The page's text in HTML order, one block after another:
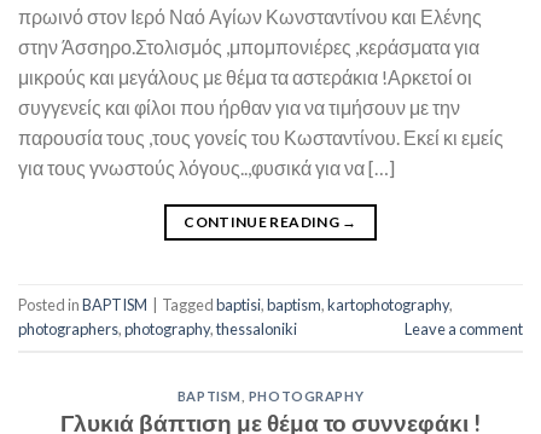
πρωινό στον Ιερό Ναό Αγίων Κωνσταντίνου και Ελένης
στην Άσσηρο.Στολισμός ,μπομπονιέρες ,κεράσματα για
μικρούς και μεγάλους με θέμα τα αστεράκια !Αρκετοί οι
συγγενείς και φίλοι που ήρθαν για να τιμήσουν με την
παρουσία τους ,τους γονείς του Κωσταντίνου. Εκεί κι εμείς
για τους γνωστούς λόγους..,φυσικά για να […]
CONTINUE READING →
Posted inBAPTISM Taggedbaptisi,baptism,kartophotography,
photographers,photography,thessaloniki Leave a comment
BAPTISM PHOTOGRAPHY
Γλυκιά βάπτιση με θέμα το συννεφάκι !